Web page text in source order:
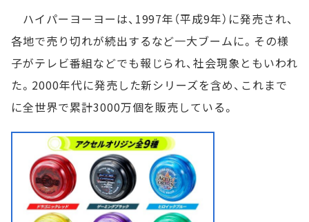
ハイパーヨーヨーは、1997年（平成9年）に発売され、
各地で売り切れが続出するなど一大ブームに。その様
子がテレビ番組などでも報じられ、社会現象ともいわれ
た。2000年代に発売した新シリーズを含め、これまで
に全世界で累計3000万個を販売している。